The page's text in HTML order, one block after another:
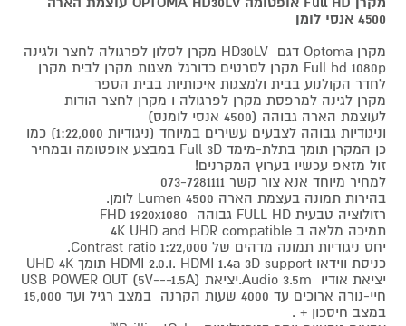
4500 אנסי לומן
מקרן Optoma דגם HD30LV מקרן לסלון לפרגולה לחצר ולגינה
Full hd 1080p מקרן לסרטים כדורגל מצגות מקרן לבית מקרן
לחדר הקולנוע בבית ולמצגות איכותיות בבית הספר
מקרן לגינה למרפסת מקרן לפרגולה ו מקרן לחצר הודות
לעוצמת הארה גבוהה (4500 אנסי לומנס)
וניגודיות גבוהה לצבעים עשירים במיוחד (ניגודיות 1:22,000) כמו
כן המקרן תומך בתלת-מימד Full 3D במבצע אופטומה ובמחיר
זול מזאפ עכשיו בערוץ המקרנים!
למחיר מיוחד אנא צור קשר 073-7281111
בהירות תמונה בעצמת הארה 4500 Lumen לומן.
רזולוציה טבעית FULL HD גבוהה FHD 1920x1080
תמיכה מלאה ב 4K UHD and HDR compatible
יחס ניגודיות תמונה מדהים של 1:22,000 Contrast ratio.
כניסת ווידאו HDMI 1.4a 3D support .ו.HDMI 2.0 תומך UHD 4K
יציאת אודיו Audio 3.5m.יציאת (USB POWER OUT (5V---1.5A
חיי-נורה ארוכים עד 4000 שעות הקרנה במצב רגיל ועד 15,000
במצב חיסכון + .